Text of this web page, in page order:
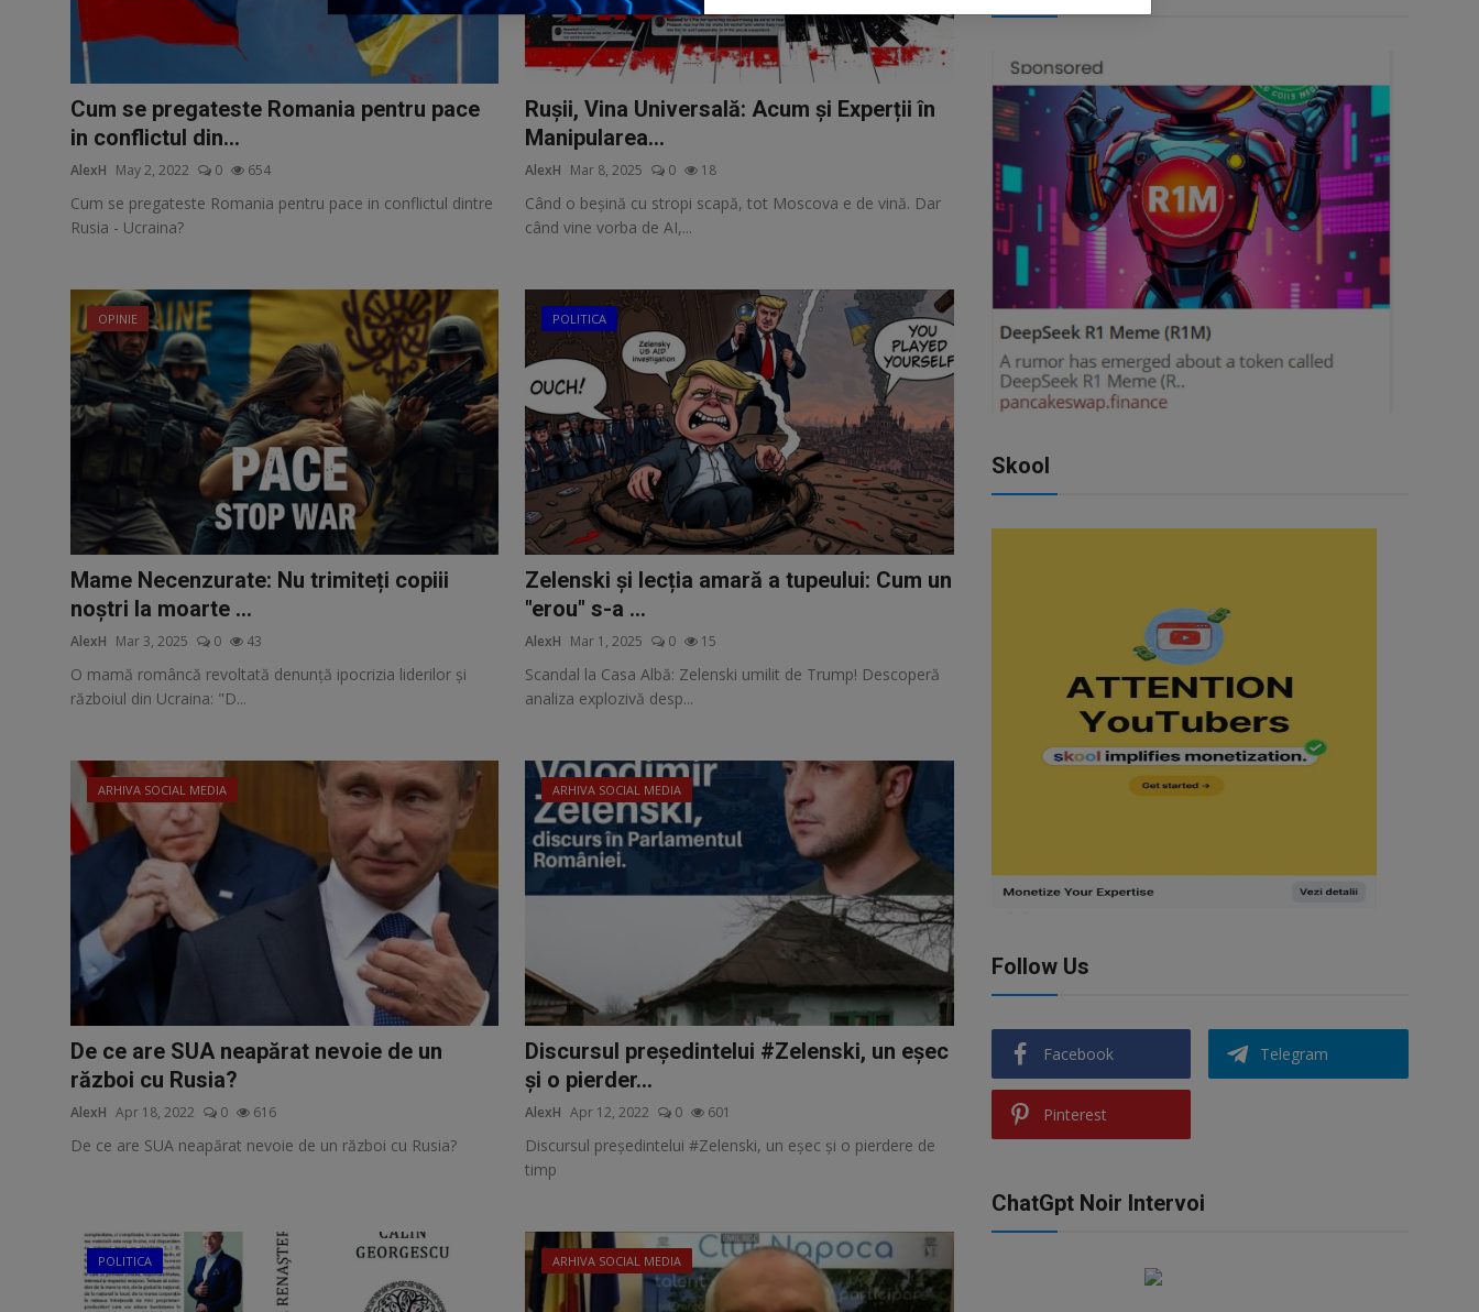
Cum se pregateste Romania pentru pace
in conflictul din...
AlexH May 2, 2022 0 654
Cum se pregateste Romania pentru pace in conflictul dintre
Rusia - Ucraina?
Rușii, Vina Universală: Acum și Experții în
Manipularea...
AlexH Mar 8, 2025 0 18
Când o beșină cu stropi scapă, tot Moscova e de vină. Dar
când vine vorba de AI,...
OPINIE
Mame Necenzurate: Nu trimiteți copiii
noștri la moarte ...
AlexH Mar 3, 2025 0 43
O mamă româncă revoltată denunță ipocrizia liderilor și
războiul din Ucraina: "D...
POLITICA
Zelenski și lecția amară a tupeului: Cum un
"erou" s-a ...
AlexH Mar 1, 2025 0 15
Scandal la Casa Albă: Zelenski umilit de Trump! Descoperă
analiza explozivă desp...
ARHIVA SOCIAL MEDIA
De ce are SUA neapărat nevoie de un
război cu Rusia?
AlexH Apr 18, 2022 0 616
De ce are SUA neapărat nevoie de un război cu Rusia?
ARHIVA SOCIAL MEDIA
Discursul președintelui #Zelenski, un eșec
și o pierder...
AlexH Apr 12, 2022 0 601
Discursul președintelui #Zelenski, un eșec și o pierdere de
timp
POLITICA ARHIVA SOCIAL MEDIA
Skool
Follow Us
Facebook Telegram
Pinterest
ChatGpt Noir Intervoi